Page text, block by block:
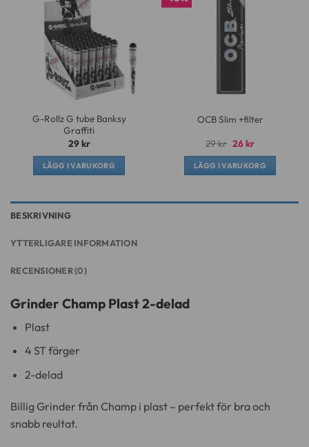
G-Rollz G tube Banksy
Graffiti
29kr
LÄGG I VARUKORG
OCB Slim +filter
29kr Det
priset
var:
29 kr.
26krDet
priset
är:
26 kr.
LÄGG I VARUKORG
BESKRIVNING
YTTERLIGARE INFORMATION
RECENSIONER (0)
Grinder Champ Plast 2-delad
Plast
4 ST färger
2-delad
Billig Grinder från Champ i plast – perfekt för bra och
snabb reultat.